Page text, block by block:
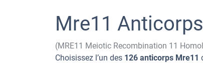
Mre11 Anticorps
(MRE11 Meiotic Recombination 11
Choisissez l’un des 126 anticorps Mre11